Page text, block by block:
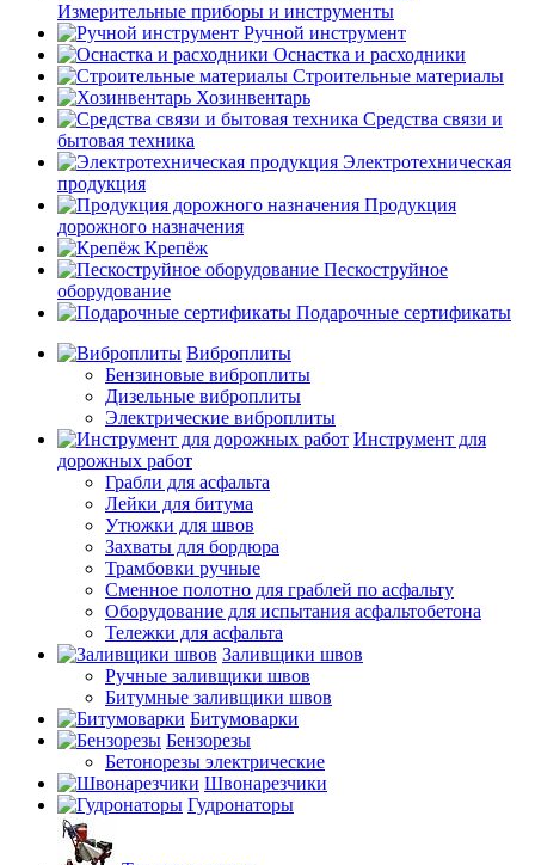
Измерительные приборы и инструменты
Ручной инструмент
Оснастка и расходники
Строительные материалы
Хозинвентарь
Средства связи и
бытовая техника
Электротехническая
продукция
Продукция
дорожного назначения
Крепёж
Пескоструйное
оборудование
Подарочные сертификаты
Виброплиты
Бензиновые виброплиты
Дизельные виброплиты
Электрические виброплиты
Инструмент для
дорожных работ
Грабли для асфальта
Лейки для битума
Утюжки для швов
Захваты для бордюра
Трамбовки ручные
Сменное полотно для граблей по асфальту
Оборудование для испытания асфальтобетона
Тележки для асфальта
Заливщики швов
Ручные заливщики швов
Битумные заливщики швов
Битумоварки
Бензорезы
Бетонорезы электрические
Швонарезчики
Гудронаторы